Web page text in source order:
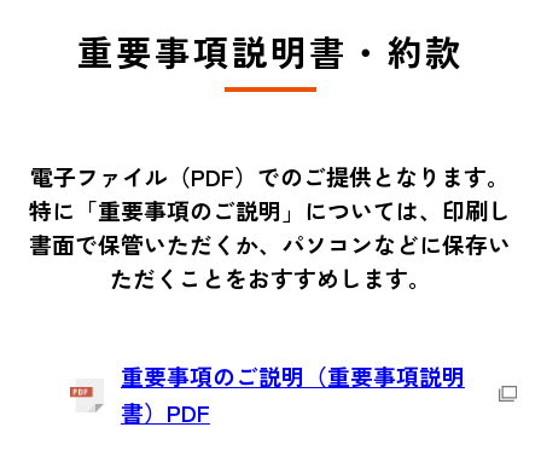
重要事項説明書・約款
電子ファイル（PDF）でのご提供となります。
特に「重要事項のご説明」については、印刷し
書面で保管いただくか、パソコンなどに保存い
ただくことをおすすめします。
重要事項のご説明（重要事項説明
書）PDF